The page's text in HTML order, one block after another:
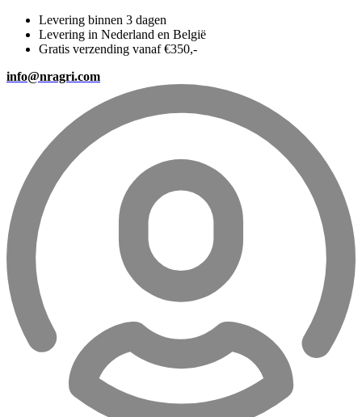
Levering binnen 3 dagen
Levering in Nederland en België
Gratis verzending vanaf €350,-
info@nragri.com